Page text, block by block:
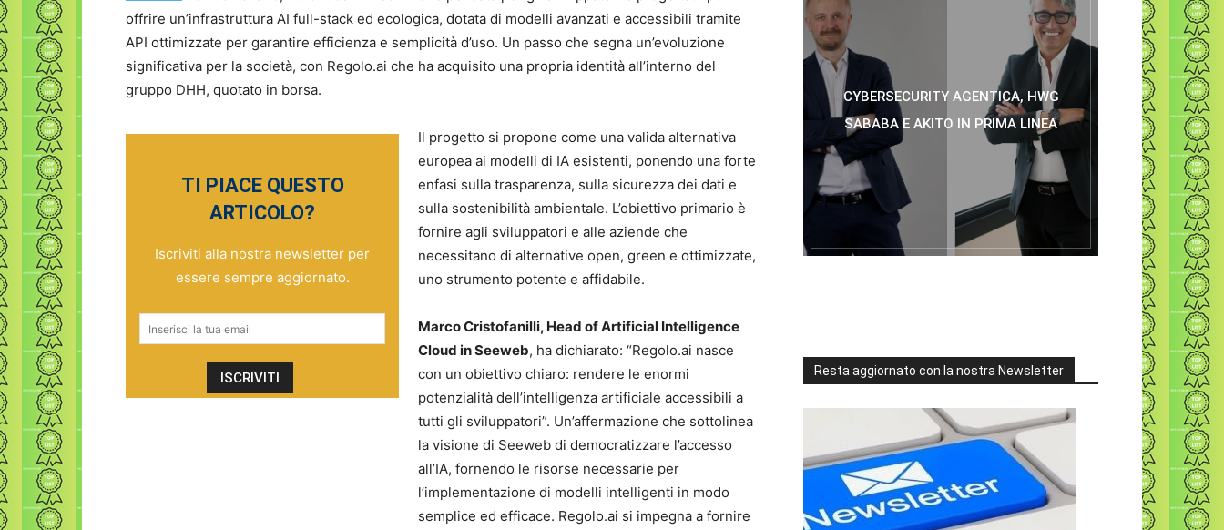
offrire un’infrastruttura AI full-stack ed ecologica, dotata di modelli avanzati e accessibili tramite
API ottimizzate per garantire efficienza e semplicità d’uso. Un passo che segna un’evoluzione
significativa per la società, con Regolo.ai che ha acquisito una propria identità all’interno del
gruppo DHH, quotato in borsa.
TI PIACE QUESTO
ARTICOLO?
Iscriviti alla nostra newsletter per
essere sempre aggiornato.
Il progetto si propone come una valida alternativa
europea ai modelli di IA esistenti, ponendo una forte
enfasi sulla trasparenza, sulla sicurezza dei dati e
sulla sostenibilità ambientale. L’obiettivo primario è
fornire agli sviluppatori e alle aziende che
necessitano di alternative open, green e ottimizzate,
uno strumento potente e affidabile.
Marco Cristofanilli, Head of Artificial Intelligence
Cloud in Seeweb, ha dichiarato: “Regolo.ai nasce
con un obiettivo chiaro: rendere le enormi
potenzialità dell’intelligenza artificiale accessibili a
tutti gli sviluppatori”. Un’affermazione che sottolinea
la visione di Seeweb di democratizzare l’accesso
all’IA, fornendo le risorse necessarie per
l’implementazione di modelli intelligenti in modo
semplice ed efficace. Regolo.ai si impegna a fornire
CYBERSECURITY AGENTICA, HWG
SABABA E AKITO IN PRIMA LINEA
Resta aggiornato con la nostra Newsletter